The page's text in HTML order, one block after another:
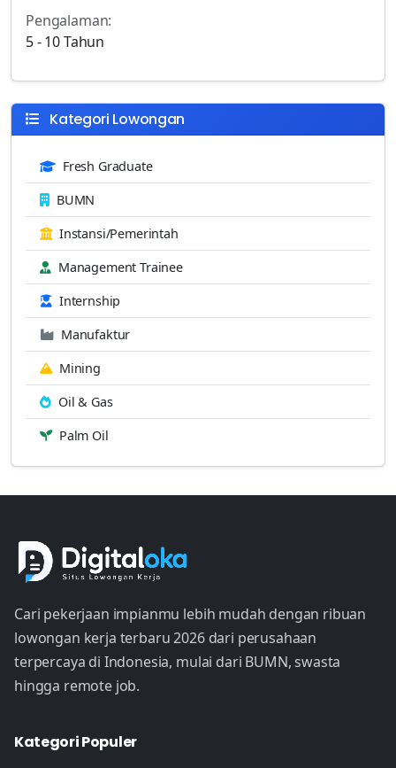
Pengalaman:
5 - 10 Tahun
Kategori Lowongan
Fresh Graduate
BUMN
Instansi/Pemerintah
Management Trainee
Internship
Manufaktur
Mining
Oil & Gas
Palm Oil
Cari pekerjaan impianmu lebih mudah dengan ribuan
lowongan kerja terbaru 2026 dari perusahaan
terpercaya di Indonesia, mulai dari BUMN, swasta
hingga remote job.
Kategori Populer